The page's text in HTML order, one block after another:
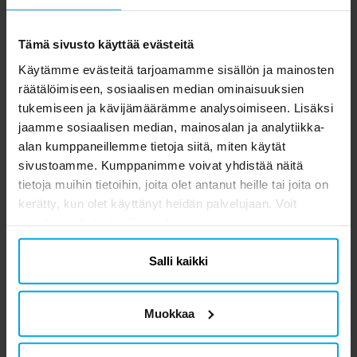
Tämä sivusto käyttää evästeitä
Käytämme evästeitä tarjoamamme sisällön ja mainosten
räätälöimiseen, sosiaalisen median ominaisuuksien
tukemiseen ja kävijämäärämme analysoimiseen. Lisäksi
jaamme sosiaalisen median, mainosalan ja analytiikka-
alan kumppaneillemme tietoja siitä, miten käytät
sivustoamme. Kumppanimme voivat yhdistää näitä
tietoja muihin tietoihin, joita olet antanut heille tai joita on
kerätty, kun olet käyttänyt heidän palvelujaan. Voit
Salli kaikki
Muokkaa
Minecraft Naamiaisasu
Creeper 4-6 vuotta
Hinta: 34,90 €
34,90 €
Minecraft Naamiaisasu
Creeper 7-8 vuotta
Hinta:34,90 €
34,90 €
Toiset asiakkaat ostivat myös